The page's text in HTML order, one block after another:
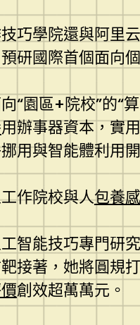
巧學院還與阿
研國際首個面向
“園區+院校”的“
用辦事器資本，實
用與智能體利用
作院校與人包養
智能技巧專門研
接著，她將圓規
創效超萬萬元。